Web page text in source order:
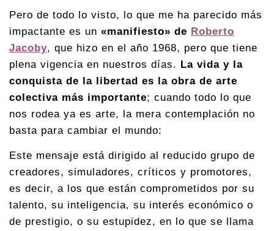
Pero de todo lo visto, lo que me ha parecido más
impactante es un «manifiesto» de Roberto
Jacoby, que hizo en el año 1968, pero que tiene
plena vigencia en nuestros días. La vida y la
conquista de la libertad es la obra de arte
colectiva más importante; cuando todo lo que
nos rodea ya es arte, la mera contemplación no
basta para cambiar el mundo:
Este mensaje está dirigido al reducido grupo de
creadores, simuladores, críticos y promotores,
es decir, a los que están comprometidos por su
talento, su inteligencia, su interés económico o
de prestigio, o su estupidez, en lo que se llama